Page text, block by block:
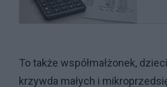
To także współmałżonek,
krzywda małych i